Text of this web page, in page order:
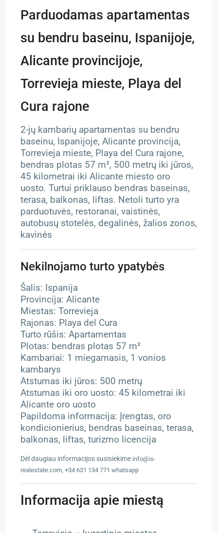
Parduodamas apartamentas
su bendru baseinu, Ispanijoje,
Alicante provincijoje,
Torrevieja mieste, Playa del
Cura rajone
2-jų kambarių apartamentas su bendru
baseinu, Ispanijoje, Alicante provincija,
Torrevieja mieste, Playa del Cura rajone,
bendras plotas 57 m², 500 metrų iki jūros,
45 kilometrai iki Alicante miesto oro
uosto. Turtui priklauso bendras baseinas,
terasa, balkonas, liftas. Netoli turto yra
parduotuvės, restoranai, vaistinės,
autobusų stotelės, degalinės, žalios zonos,
kavinės
Nekilnojamo turto ypatybės
Šalis: Ispanija
Provincija: Alicante
Miestas: Torrevieja
Rajonas: Playa del Cura
Turto rūšis: Apartamentas
Plotas: bendras plotas 57 m²
Kambariai: 1 miegamasis, 1 vonios
kambarys
Atstumas iki jūros: 500 metrų
Atstumas iki oro uosto: 45 kilometrai iki
Alicante oro uosto
Papildoma informacija: Įrengtas, oro
kondicionierius, bendras baseinas, terasa,
balkonas, liftas, turizmo licencija
Dėl daugiau informacijos susisiekime info@is-
realestate.com, +34 631 134 771 whatsapp
Informacija apie miestą